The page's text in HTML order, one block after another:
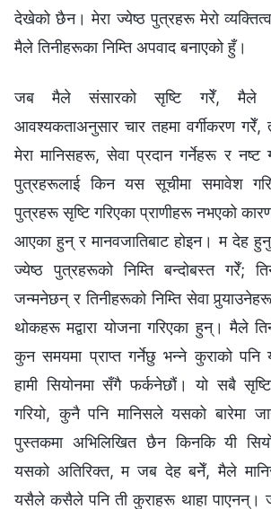
देखेको छैन। मेरा ज्येष्ठ पुत्रहरू मेरो
मैले तिनीहरूका निम्ति अपवाद बनाएको हुँ।
जब मैले संसारको सृष्टि गरेँ, मैले
आवश्यकताअनुसार चार तहमा वर्गीकरण गरेँ,
मेरा मानिसहरू, सेवा प्रदान गर्नेहरू र नष्ट
पुत्रहरूलाई किन यस सूचीमा समावेश
पुत्रहरू सृष्टि गरिएका प्राणीहरू नभएको
आएका हुन् र मानवजातिबाट होइन। म देह
ज्येष्ठ पुत्रहरूको निम्ति बन्दोबस्त गरेँ;
जन्मनेछन् र तिनीहरूको निम्ति सेवा
थोकहरू मद्वारा योजना गरिएका हुन्। मैले
कुन समयमा प्राप्त गर्नेछु भन्‍ने कुराको पनि
हामी सियोनमा सँगै फर्कनेछौं। यो सबै
गरियो, कुनै पनि मानिसले यसको बारेमा
पुस्तकमा अभिलिखित छैन किनकि यी
यसको अतिरिक्त, म जब देह बनेँ, मैले
यसैले कसैले पनि ती कुराहरू थाहा पाएनन्।